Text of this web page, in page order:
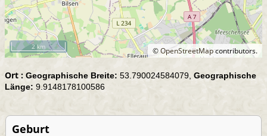
©OpenStreetMapcontributors.
2 km
Ort : Geographische Breite:53.790024584079, Geographische
Länge: 9.9148178100586
Geburt